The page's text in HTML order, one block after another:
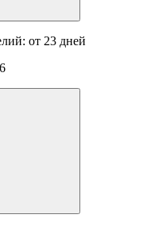
от 23 дней